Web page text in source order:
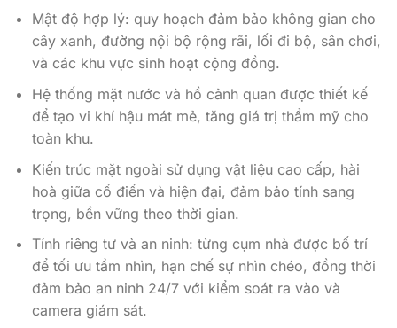
Mật độ hợp lý: quy hoạch đảm bảo không gian cho
cây xanh, đường nội bộ rộng rãi, lối đi bộ, sân chơi,
và các khu vực sinh hoạt cộng đồng.
Hệ thống mặt nước và hồ cảnh quan được thiết kế
để tạo vi khí hậu mát mẻ, tăng giá trị thẩm mỹ cho
toàn khu.
Kiến trúc mặt ngoài sử dụng vật liệu cao cấp, hài
hoà giữa cổ điển và hiện đại, đảm bảo tính sang
trọng, bền vững theo thời gian.
Tính riêng tư và an ninh: từng cụm nhà được bố trí
để tối ưu tầm nhìn, hạn chế sự nhìn chéo, đồng thời
đảm bảo an ninh 24/7 với kiểm soát ra vào và
camera giám sát.